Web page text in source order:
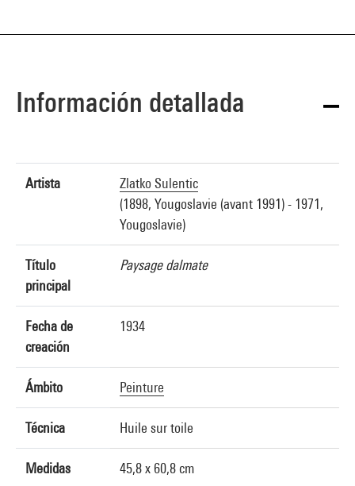
Información detallada
Artista
Zlatko Sulentic
(1898, Yougoslavie (avant 1991) - 1971,
Yougoslavie)
Título
principal
Paysage dalmate
Fecha de
creación
1934
Ámbito Peinture
Técnica Huile sur toile
Medidas 45,8 x 60,8 cm